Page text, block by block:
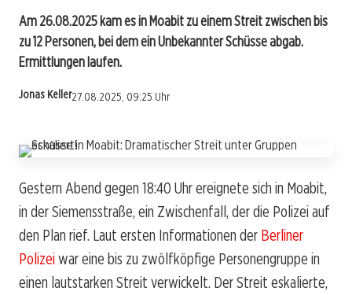
Am 26.08.2025 kam es in Moabit zu einem Streit zwischen bis
zu 12 Personen, bei dem ein Unbekannter Schüsse abgab.
Ermittlungen laufen.
Jonas Keller27.08.2025, 09:25 Uhr
Gestern Abend gegen 18:40 Uhr ereignete sich in Moabit,
in der Siemensstraße, ein Zwischenfall, der die Polizei auf
den Plan rief. Laut ersten Informationen der Berliner
Polizeiwar eine bis zu zwölfköpfige Personengruppe in
einen lautstarken Streit verwickelt. Der Streit eskalierte,